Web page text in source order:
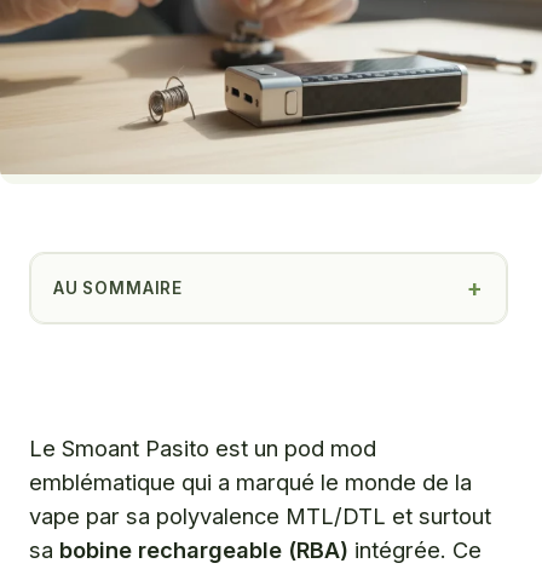
AU SOMMAIRE
Comment optimiser votre expérience de vape avec la
bobine rechargeable du Smoant Pasito ?
Le Smoant Pasito : notre avis détaillé après un test
prolongé de la bobine rechargeable
Le Smoant Pasito est un pod mod
emblématique qui a marqué le monde de la
vape par sa polyvalence MTL/DTL et surtout
sa bobine rechargeable (RBA) intégrée. Ce